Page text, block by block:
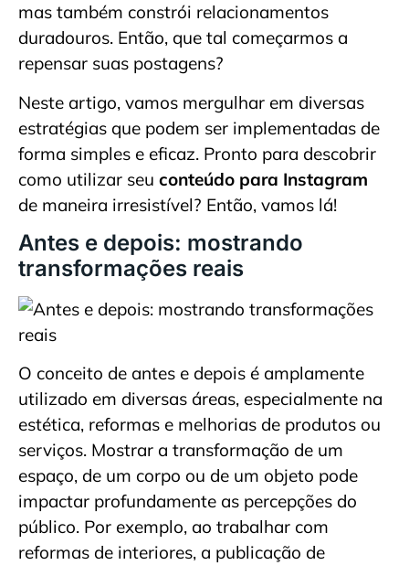
mas também constrói relacionamentos
duradouros. Então, que tal começarmos a
repensar suas postagens?
Neste artigo, vamos mergulhar em diversas
estratégias que podem ser implementadas de
forma simples e eficaz. Pronto para descobrir
como utilizar seu conteúdo para Instagram
de maneira irresistível? Então, vamos lá!
Antes e depois: mostrando
transformações reais
O conceito de antes e depois é amplamente
utilizado em diversas áreas, especialmente na
estética, reformas e melhorias de produtos ou
serviços. Mostrar a transformação de um
espaço, de um corpo ou de um objeto pode
impactar profundamente as percepções do
público. Por exemplo, ao trabalhar com
reformas de interiores, a publicação de